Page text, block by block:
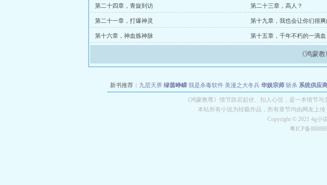
第二十四章，青旋到访 第二十三章，高人？
第二十一章，打爆神灵 第十九章，我也会让你们很爽
第十六章，神血炼神脉 第十五章，千年不朽的一滴血
《鸿蒙
新书推荐： 九层天界 绿茵峥嵘 我是杀毒软件 美漫之大冬兵 华娱宗师 斩杀 系统供应
教练万岁 都市全能巨星 绝对交易 全职武神 位面复制大师 华
长
《鸿蒙教尊》情节跌宕起伏、扣人心弦，是一本情节
本站所有小说为转载作品，所有章节均由网友上
Copyright © 2021 4g小
粤ICP备